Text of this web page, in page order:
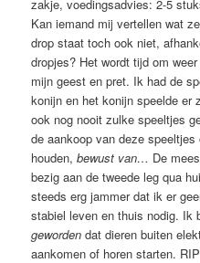
zakje, voedingsadvies: 2-5
Kan iemand mij vertellen wat
drop staat toch ook niet,
dropjes? Het wordt tijd om
mijn geest en pret. Ik had de
konijn en het konijn speelde er
ook nog nooit zulke speeltjes
de aankoop van deze
houden,bewust van… De
bezig aan de tweede leg qua
steeds erg jammer dat ik er
stabiel leven en thuis nodig. Ik
geworden dat dieren buiten
aankomen of horen starten.